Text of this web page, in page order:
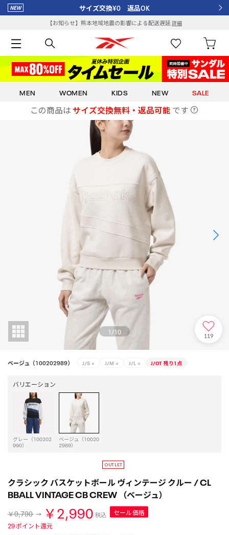
サイズ交換¥0 返品OK
【お知らせ】熊本地域地震の影響による配送遅延詳細
MEN WOMEN KIDS NEW SALE
この商品は サイズ交換無料・返品可能 です
1/10 119
ベージュ（100202989） J/S × J/M × J/L × J/OT 残り1点
バリエーション
グレー（100202
990）
ベージュ（10020
2989）
クラシック バスケットボール ヴィンテージ クルー / CL
BBALL VINTAGE CB CREW （ベージュ）
￥9,790 ￥2,990 税込
セール価格
29ポイント還元